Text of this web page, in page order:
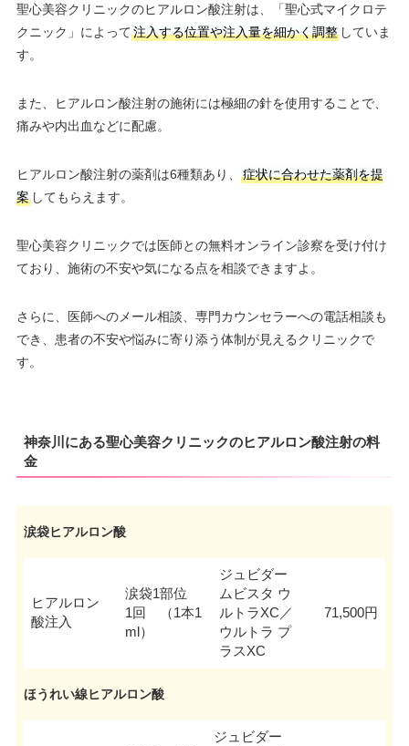
聖心美容クリニックのヒアルロン酸注射は、「聖心式マイクロテ
クニック」によって注入する位置や注入量を細かく調整していま
す。
また、ヒアルロン酸注射の施術には極細の針を使用することで、
痛みや内出血などに配慮。
ヒアルロン酸注射の薬剤は6種類あり、
症状に合わせた薬剤を提
案してもらえます。
聖心美容クリニックでは医師との無料オンライン診察を受け付け
ており、施術の不安や気になる点を相談できますよ。
さらに、医師へのメール相談、専門カウンセラーへの電話相談も
でき、患者の不安や悩みに寄り添う体制が見えるクリニックで
す。
神奈川にある聖心美容クリニックのヒアルロン酸注射の料
金
涙袋ヒアルロン酸
ヒアルロン
酸注入
涙袋1部位
1回 （1本1
ml）
ジュビダー
ムビスタ ウ
ルトラXC／
ウルトラ プ
ラスXC
71,500円
ほうれい線ヒアルロン酸
ジュビダー